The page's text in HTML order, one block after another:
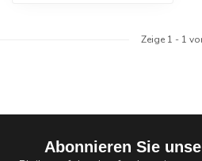
Zeige 1 - 1
Abonnieren Sie